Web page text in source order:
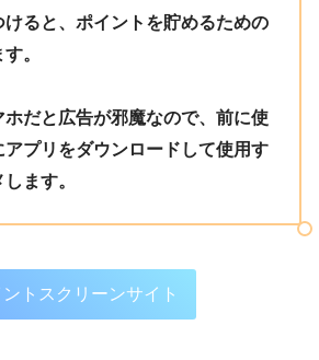
けると、ポイントを貯めるための
。
ホだと広告が邪魔なので、前に使
アプリをダウンロードして使用す
ます。
トスクリーンサイト